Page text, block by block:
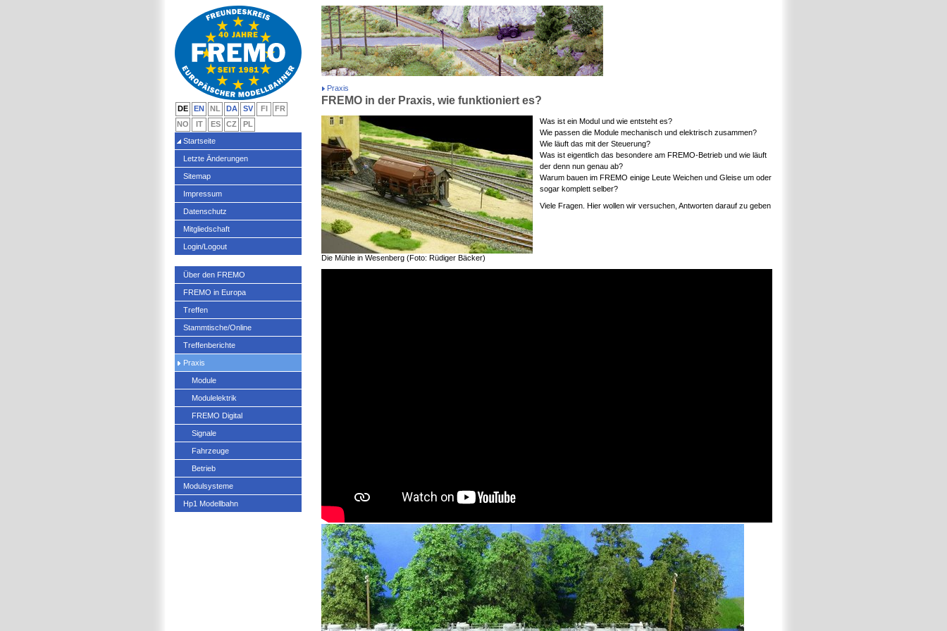
Praxis
FREMO in der Praxis, wie funktioniert es?
Die Mühle in Wesenberg (Foto: Rüdiger Bäcker)
Was ist ein Modul und wie entsteht es?
Wie passen die Module mechanisch und elektrisch zusammen?
Wie läuft das mit der Steuerung?
Was ist eigentlich das besondere am FREMO-Betrieb und wie läuft
der denn nun genau ab?
Warum bauen im FREMO einige Leute Weichen und Gleise um oder
sogar komplett selber?
Viele Fragen. Hier wollen wir versuchen, Antworten darauf zu geben
DE EN NL DA SV FI
FR
NO
IT ES CZ
PL
Startseite
Letzte Änderungen
Sitemap
Impressum
Datenschutz
Mitgliedschaft
Login/Logout
Über den FREMO
FREMO in Europa
Treffen
Stammtische/Online
Treffenberichte
Praxis
Module
Modulelektrik
FREMO Digital
Signale
Fahrzeuge
Betrieb
Modulsysteme
Hp1 Modellbahn